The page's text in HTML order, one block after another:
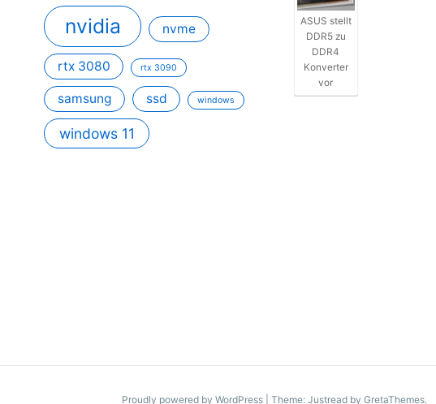
nvidia nvme
rtx 3080 rtx 3090
samsung ssd windows
windows 11
ASUS stellt
DDR5 zu
DDR4
Konverter
vor
Proudly powered by WordPress Theme: Justread by GretaThemes.